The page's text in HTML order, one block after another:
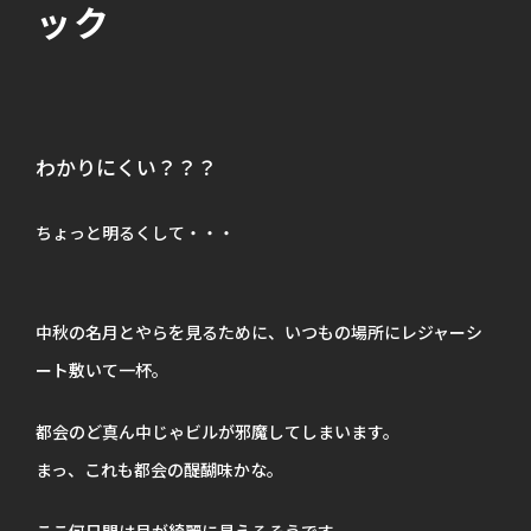
ック
わかりにくい？？？
ちょっと明るくして・・・
中秋の名月とやらを見るために、いつもの場所にレジャーシ
ート敷いて一杯。
都会のど真ん中じゃビルが邪魔してしまいます。
まっ、これも都会の醍醐味かな。